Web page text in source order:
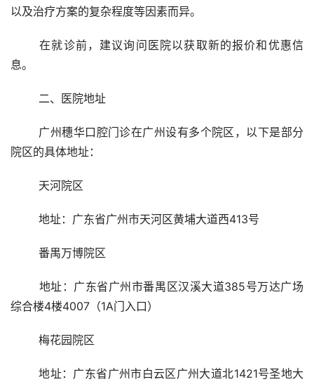
以及治疗方案的复杂程度等因素而异。
	在就诊前，建议询问医院以获取新的报价和优惠信
息。
	二、医院地址
院区的具体地址：
	天河院区
	地址：广东省广州市天河区黄埔大道西413号
	番禺万博院区
综合楼4楼4007（1A门入口）
	梅花园院区
	地址：广东省广州市白云区广州大道北1421号圣地大